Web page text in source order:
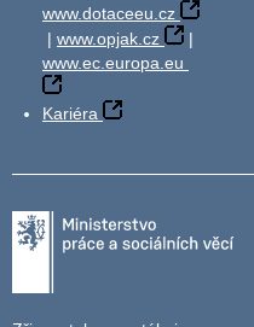
www.dotaceeu.cz
| www.opjak.cz
|
www.ec.europa.eu
Kariéra